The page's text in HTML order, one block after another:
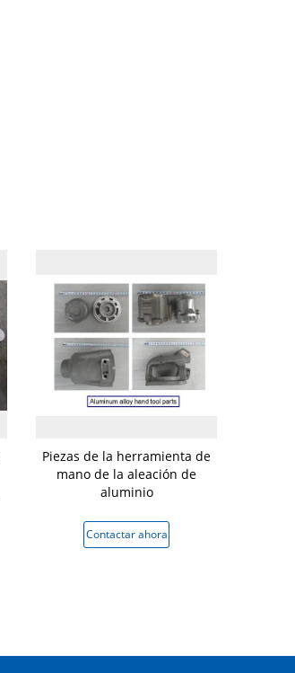
Piezas de la herramienta de
mano de la aleación de
aluminio
Contactar ahora